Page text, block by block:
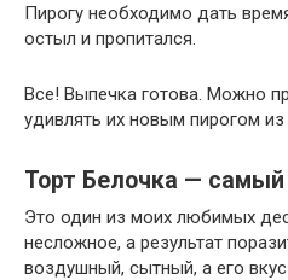
Пирогу необходимо дать
остыл и пропитался.
Все! Выпечка готова. Можно
удивлять их новым пирогом
Торт Белочка — самый
Это один из моих любимых
несложное, а результат
воздушный, сытный, а его